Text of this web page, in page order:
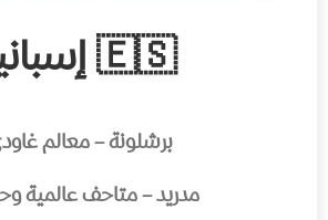
🇪🇸 إسبانيا
برشلونة – معالم
مدريد – متاحف عالمية